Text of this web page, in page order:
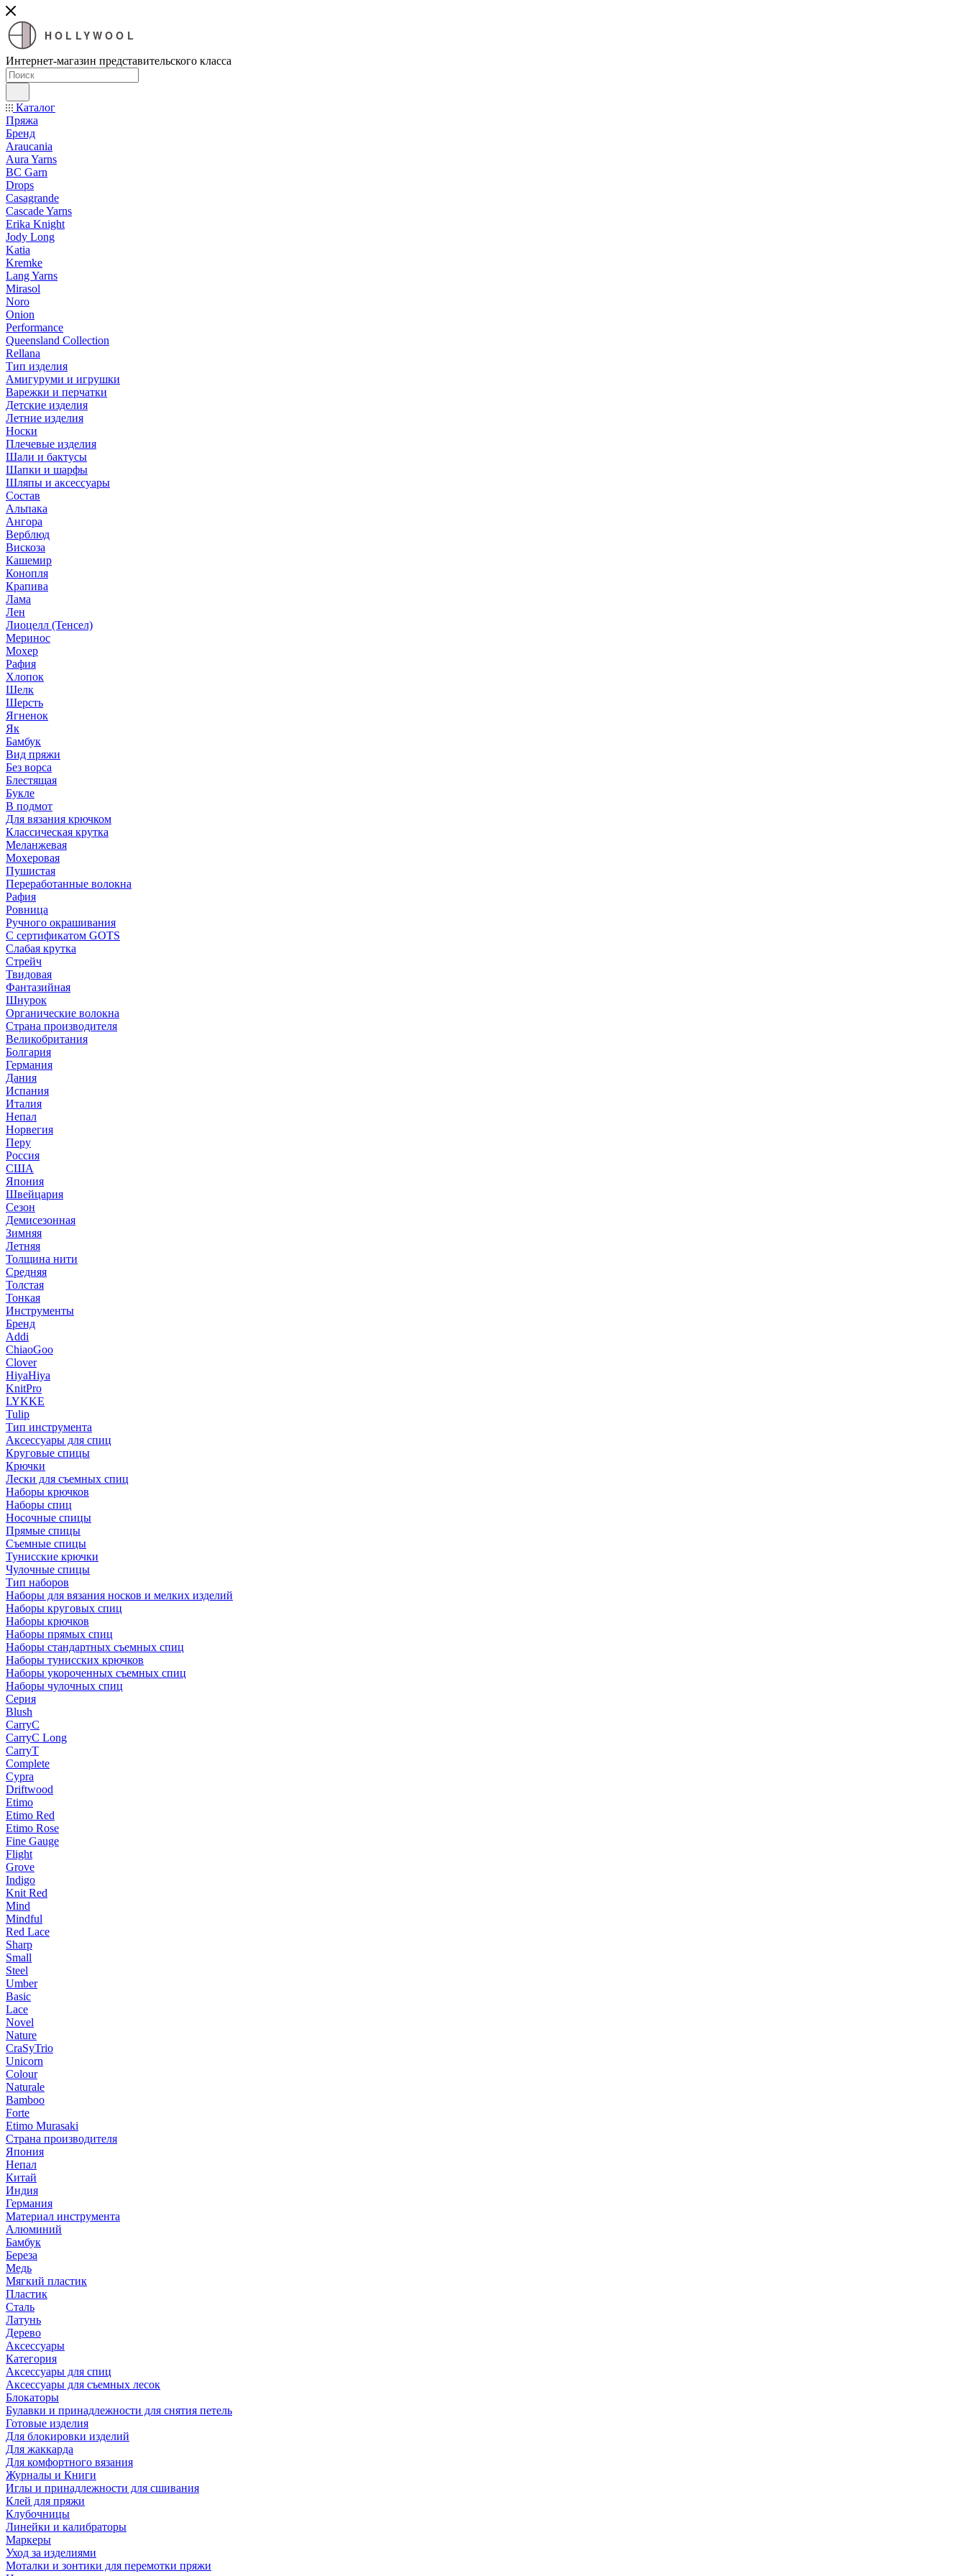
HOLLYWOOL
Интернет-магазин представительского класса
Каталог
Пряжа
Бренд
Araucania
Aura Yarns
BC Garn
Drops
Casagrande
Cascade Yarns
Erika Knight
Jody Long
Katia
Kremke
Lang Yarns
Mirasol
Noro
Onion
Performance
Queensland Collection
Rellana
Тип изделия
Амигуруми и игрушки
Варежки и перчатки
Детские изделия
Летние изделия
Носки
Плечевые изделия
Шали и бактусы
Шапки и шарфы
Шляпы и аксессуары
Состав
Альпака
Ангора
Верблюд
Вискоза
Кашемир
Конопля
Крапива
Лама
Лен
Лиоцелл (Тенсел)
Меринос
Мохер
Рафия
Хлопок
Шелк
Шерсть
Ягненок
Як
Бамбук
Вид пряжи
Без ворса
Блестящая
Букле
В подмот
Для вязания крючком
Классическая крутка
Меланжевая
Мохеровая
Пушистая
Переработанные волокна
Рафия
Ровница
Ручного окрашивания
С сертификатом GOTS
Слабая крутка
Стрейч
Твидовая
Фантазийная
Шнурок
Органические волокна
Страна производителя
Великобритания
Болгария
Германия
Дания
Испания
Италия
Непал
Норвегия
Перу
Россия
США
Япония
Швейцария
Сезон
Демисезонная
Зимняя
Летняя
Толщина нити
Средняя
Толстая
Тонкая
Инструменты
Бренд
Addi
ChiaoGoo
Clover
HiyaHiya
KnitPro
LYKKE
Tulip
Тип инструмента
Аксессуары для спиц
Круговые спицы
Крючки
Лески для съемных спиц
Наборы крючков
Наборы спиц
Носочные спицы
Прямые спицы
Съемные спицы
Тунисские крючки
Чулочные спицы
Тип наборов
Наборы для вязания носков и мелких изделий
Наборы круговых спиц
Наборы крючков
Наборы прямых спиц
Наборы стандартных съемных спиц
Наборы тунисских крючков
Наборы укороченных съемных спиц
Наборы чулочных спиц
Серия
Blush
CarryC
CarryC Long
CarryT
Complete
Cypra
Driftwood
Etimo
Etimo Red
Etimo Rose
Fine Gauge
Flight
Grove
Indigo
Knit Red
Mind
Mindful
Red Lace
Sharp
Small
Steel
Umber
Basic
Lace
Novel
Nature
CraSyTrio
Unicorn
Colour
Naturale
Bamboo
Forte
Etimo Murasaki
Страна производителя
Япония
Непал
Китай
Индия
Германия
Материал инструмента
Алюминий
Бамбук
Береза
Медь
Мягкий пластик
Пластик
Сталь
Латунь
Дерево
Аксессуары
Категория
Аксессуары для спиц
Аксессуары для съемных лесок
Блокаторы
Булавки и принадлежности для снятия петель
Готовые изделия
Для блокировки изделий
Для жаккарда
Для комфортного вязания
Журналы и Книги
Иглы и принадлежности для сшивания
Клей для пряжи
Клубочницы
Линейки и калибраторы
Маркеры
Уход за изделиями
Моталки и зонтики для перемотки пряжи